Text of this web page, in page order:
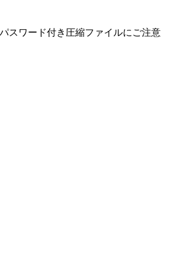
スワード付き圧縮ファイルにご注意